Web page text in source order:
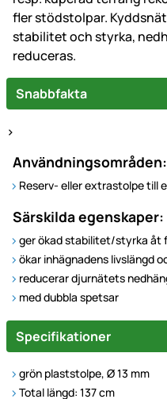
fler stödstolpar.
stabilitet och styrka,
reduceras.
Snabbfakta
>
Användningsområden:
Reserv- eller extrastolpe till
Särskilda egenskaper:
ger ökad stabilitet/styrka åt
ökar inhägnadens livslängd
reducerar djurnätets
med dubbla spetsar
Specifikationer
grön plaststolpe, Ø 13 mm
Total längd: 137 cm